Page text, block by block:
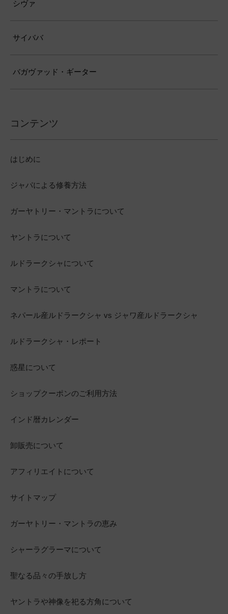
シヴァ
サイババ
バガヴァッド・ギーター
コンテンツ
はじめに
ジャパによる修養方法
ガーヤトリー・マントラについて
ヤントラについて
ルドラークシャについて
マントラについて
ネパール産ルドラークシャ vs ジャワ産ルドラークシャ
ルドラークシャ・レポート
惑星について
ショップクーポンのご利用方法
インド暦カレンダー
卸販売について
アフィリエイトについて
サイトマップ
ガーヤトリー・マントラの恵み
シャーラグラーマについて
聖なる品々の手放し方
ヤントラや神像を祀る方角について